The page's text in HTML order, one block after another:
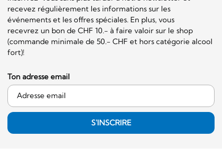
recevez régulièrement les informations sur les
événements et les offres spéciales. En plus, vous
recevrez un bon de CHF 10.- à faire valoir sur le shop
(commande minimale de 50.- CHF et hors catégorie alcool
fort)!
Ton adresse email
S'INSCRIRE